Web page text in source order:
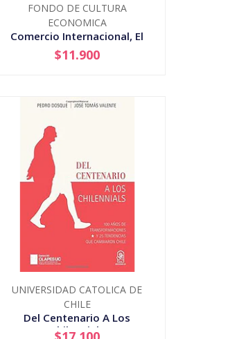
FONDO DE CULTURA
ECONOMICA
Comercio Internacional, El
+
$11.900
UNIVERSIDAD CATOLICA DE
CHILE
Del Centenario A Los
Chilennials